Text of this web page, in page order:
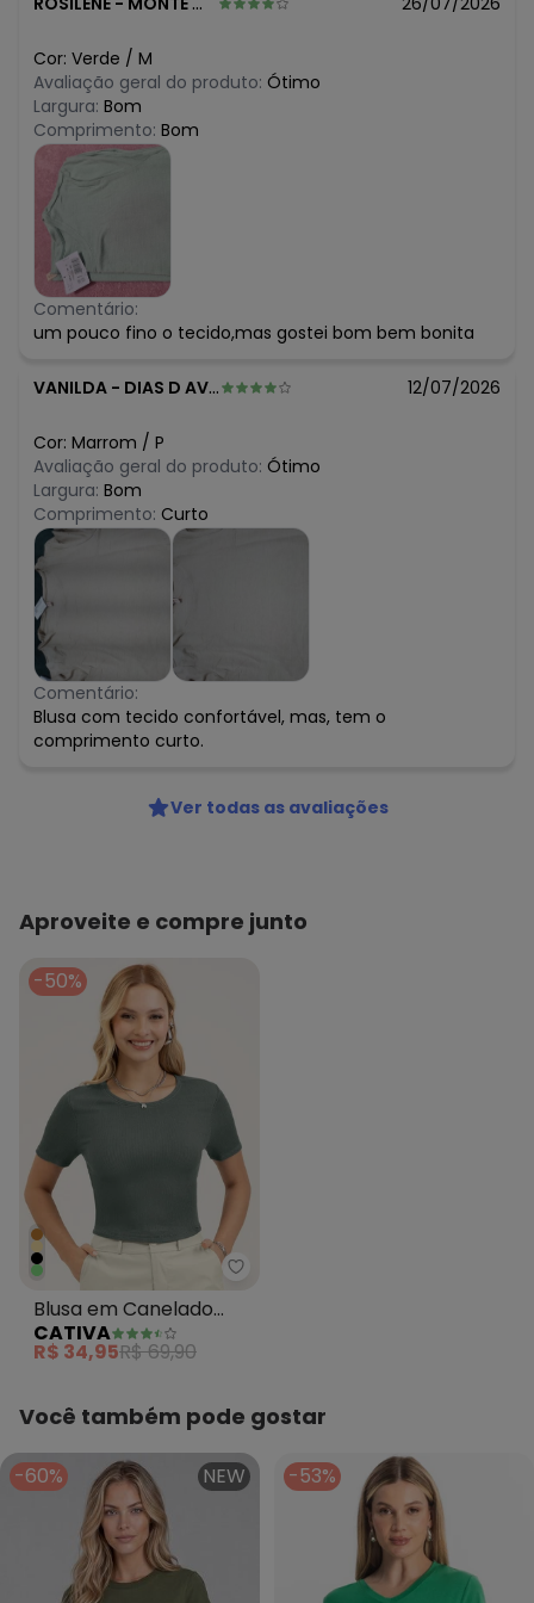
Cor: Verde / M
Avaliação geral do produto: Ótimo
Largura: Bom
Comprimento: Bom
Comentário:
um pouco fino o tecido,mas gostei bom bem bonita
VANILDA - DIAS D AVILA - BA 12/07/2026
Cor: Marrom / P
Avaliação geral do produto: Ótimo
Largura: Bom
Comprimento: Curto
Comentário:
Blusa com tecido confortável, mas, tem o
comprimento curto.
Ver todas as avaliações
Aproveite e compre junto
-50%
Blusa em Canelado
Verde
CATIVA
R$ 34,95R$ 69,90
Você também pode gostar
-60% NEW -53%